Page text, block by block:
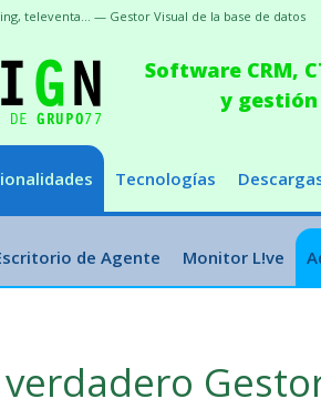
Software CRM,
y
Tecnologías
de Agente Monitor L!ve
televenta... — Gestor Visual de la base de datos